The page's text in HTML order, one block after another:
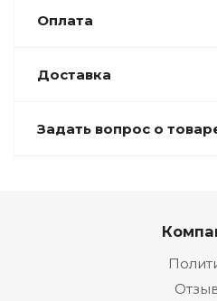
Оплата
Доставка
Задать вопрос о